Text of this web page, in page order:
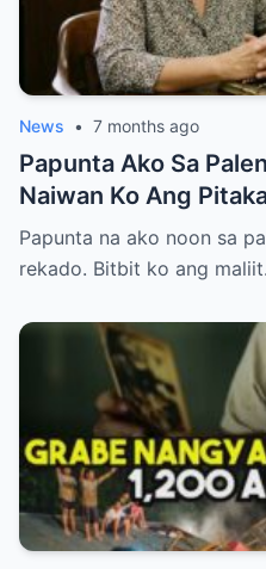
News • 7 months ago
Papunta Ako Sa
Naiwan Ko Ang
Umuwi, Pero…
Papunta na ako noon sa
rekado. Bitbit ko ang